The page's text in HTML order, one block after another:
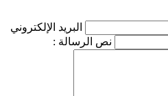
البريد الإلكتروني
نص الرسالة :